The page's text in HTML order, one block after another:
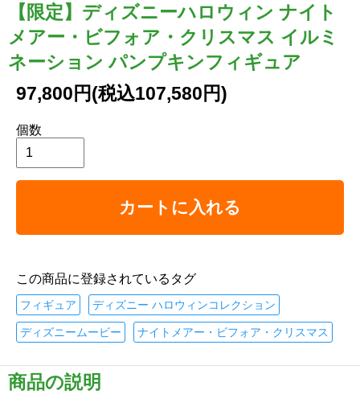
【限定】ディズニーハロウィン ナイト
メアー・ビフォア・クリスマス イルミ
ネーション パンプキンフィギュア
97,800円(税込107,580円)
個数
カートに入れる
この商品に登録されているタグ
フィギュア ディズニー ハロウィンコレクション
ディズニームービー ナイトメアー・ビフォア・クリスマス
商品の説明